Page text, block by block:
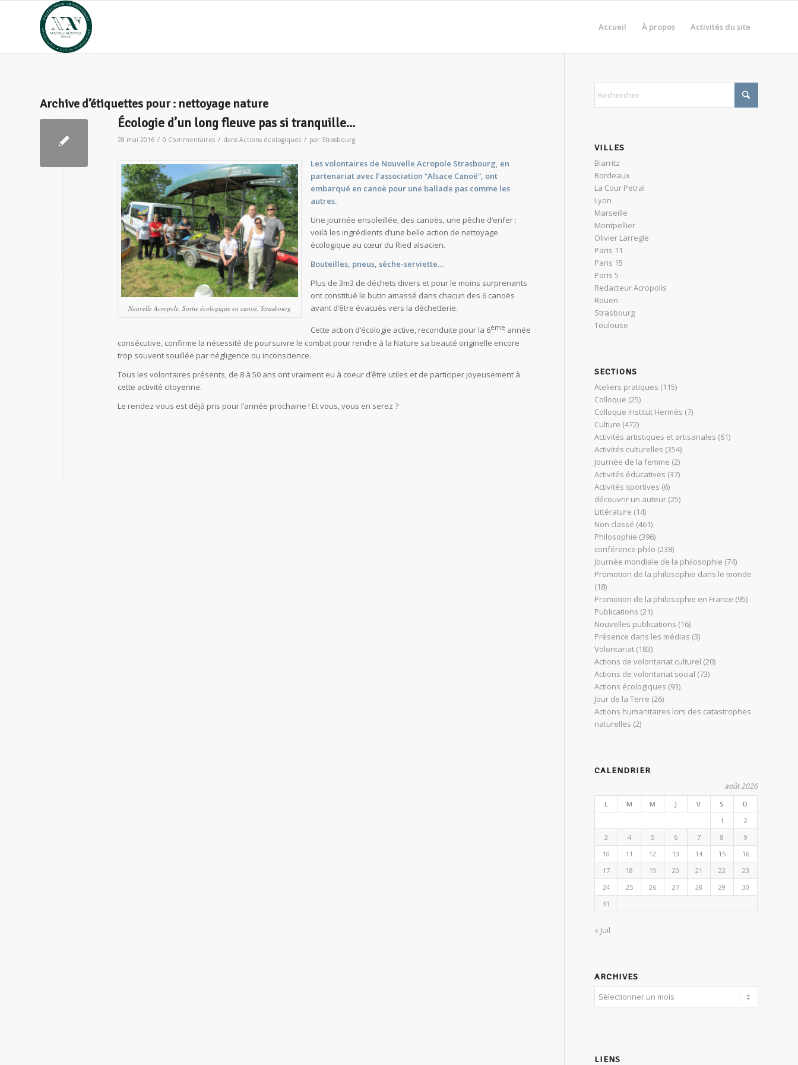
Accueil À propos Activités du site
Archive d’étiquettes pour : nettoyage nature
Écologie d’un long fleuve pas si tranquille…
28 mai 2016 / 0 Commentaires / dans Actions écologiques / par Strasbourg
Nouvelle Acropole, Sortie écologique en canoë, Strasbourg
Les volontaires de Nouvelle Acropole Strasbourg, en
partenariat avec l’association “Alsace Canoë”, ont
embarqué en canoë pour une ballade pas comme les
autres.
Une journée ensoleillée, des canoës, une pêche d’enfer :
voilà les ingrédients d’une belle action de nettoyage
écologique au cœur du Ried alsacien.
Bouteilles, pneus, sèche-serviette…
Plus de 3m3 de déchets divers et pour le moins surprenants
ont constitué le butin amassé dans chacun des 6 canoës
avant d’être évacués vers la déchetterie.
Cette action d’écologie active, reconduite pour la 6ème année
consécutive, confirme la nécessité de poursuivre le combat pour rendre à la Nature sa beauté originelle encore
trop souvent souillée par négligence ou inconscience.
Tous les volontaires présents, de 8 à 50 ans ont vraiment eu à coeur d’être utiles et de participer joyeusement à
cette activité citoyenne.
Le rendez-vous est déjà pris pour l’année prochaine ! Et vous, vous en serez ?
VILLES
Biarritz
Bordeaux
La Cour Petral
Lyon
Marseille
Montpellier
Olivier Larregle
Paris 11
Paris 15
Paris 5
Redacteur Acropolis
Rouen
Strasbourg
Toulouse
SECTIONS
Ateliers pratiques (115)
Colloque (25)
Colloque Institut Hermès (7)
Culture (472)
Activités artistiques et artisanales (61)
Activités culturelles (354)
Journée de la femme (2)
Activités éducatives (37)
Activités sportives (6)
découvrir un auteur (25)
Littérature (14)
Non classé (461)
Philosophie (396)
conférence philo (238)
Journée mondiale de la philosophie (74)
Promotion de la philosophie dans le monde
(18)
Promotion de la philosophie en France (95)
Publications (21)
Nouvelles publications (16)
Présence dans les médias (3)
Volontariat (183)
Actions de volontariat culturel (20)
Actions de volontariat social (73)
Actions écologiques (93)
Jour de la Terre (26)
Actions humanitaires lors des catastrophes
naturelles (2)
CALENDRIER
août 2026
L M M J V S
D
1
2
3
4 5 6 7 8
9
10
11 12 13 14 15
16
17
18 19 20 21 22
23
24
25 26 27 28 29
30
31
« Juil
ARCHIVES
LIENS